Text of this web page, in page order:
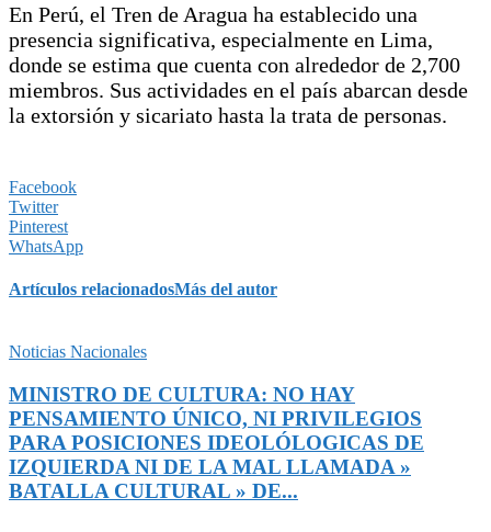
En Perú, el Tren de Aragua ha establecido una
presencia significativa, especialmente en Lima,
donde se estima que cuenta con alrededor de 2,700
miembros. Sus actividades en el país abarcan desde
la extorsión y sicariato hasta la trata de personas.
Facebook
Twitter
Pinterest
WhatsApp
Artículos relacionadosMás del autor
Noticias Nacionales
MINISTRO DE CULTURA: NO HAY
PENSAMIENTO ÚNICO, NI PRIVILEGIOS
PARA POSICIONES IDEOLÓLOGICAS DE
IZQUIERDA NI DE LA MAL LLAMADA »
BATALLA CULTURAL » DE...